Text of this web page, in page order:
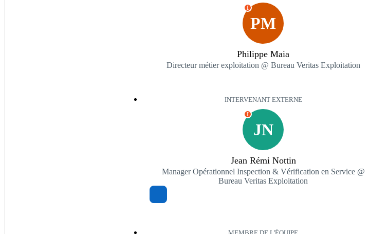
PM
I
Philippe Maia
Directeur métier exploitation @ Bureau Veritas Exploitation
INTERVENANT EXTERNE
JN
I
Jean Rémi Nottin
Manager Opérationnel Inspection & Vérification en Service @
Bureau Veritas Exploitation